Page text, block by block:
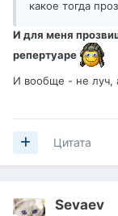
какое тогда
И для меня
репертуаре
И вообще - не луч,
Цитата
Sevaev